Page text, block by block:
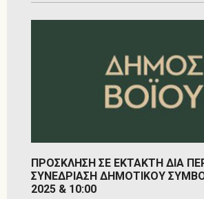
ΠΡΟΣΚΛΗΣΗ ΣΕ ΕΚΤΑΚΤΗ ΔΙΑ
ΣΥΝΕΔΡΙΑΣΗ ΔΗΜΟΤΙΚΟΥ
2025 & 10:00